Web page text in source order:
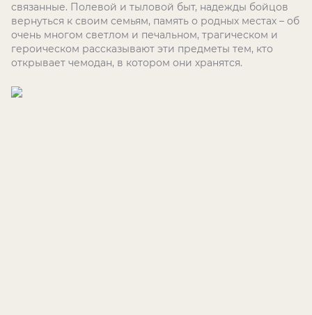
связанные. Полевой и тыловой быт, надежды бойцов
вернуться к своим семьям, память о родных местах – об
очень многом светлом и печальном, трагическом и
героическом рассказывают эти предметы тем, кто
открывает чемодан, в котором они хранятся.